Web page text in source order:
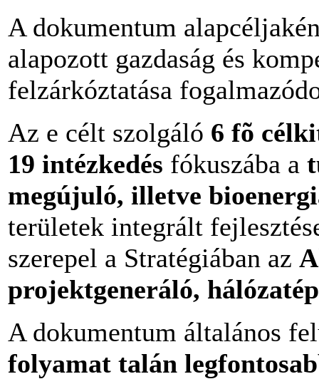
A dokumentum
alapozott gazdaság és
felzárkóztatása
Az e célt szolgáló 6 fõ
19 intézkedés fókuszába a
megújuló, illetve
területek integrált
szerepel a Stratégiában az
projektgeneráló,
A dokumentum általános
folyamat talán